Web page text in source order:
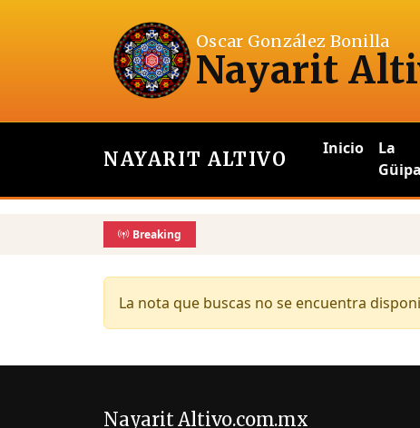
Oscar González Bonilla
Nayarit
NAYARIT ALTIVO Inicio
La
Güipa
Breaking
La nota que buscas no se encuentra
Nayarit Altivo.com.mx